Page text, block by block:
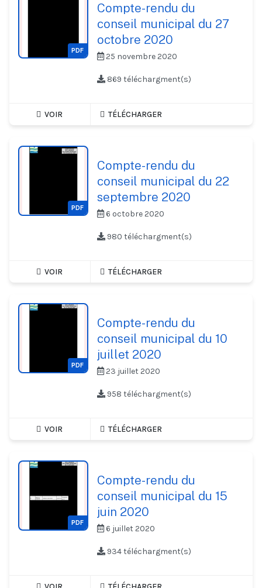
PDF
Compte-rendu du
conseil municipal du 27
octobre 2020
25 novembre 2020
869 téléchargment(s)
VOIR TÉLÉCHARGER
PDF
Compte-rendu du
conseil municipal du 22
septembre 2020
6 octobre 2020
980 téléchargment(s)
VOIR TÉLÉCHARGER
PDF
Compte-rendu du
conseil municipal du 10
juillet 2020
23 juillet 2020
958 téléchargment(s)
VOIR TÉLÉCHARGER
PDF
Compte-rendu du
conseil municipal du 15
juin 2020
6 juillet 2020
934 téléchargment(s)